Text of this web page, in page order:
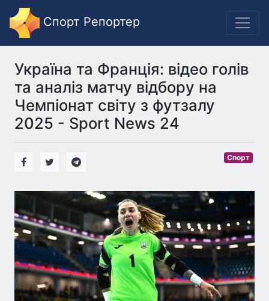
Спорт Репортер
Україна та Франція: відео голів
та аналіз матчу відбору на
Чемпіонат світу з футзалу
2025 - Sport News 24
Спорт